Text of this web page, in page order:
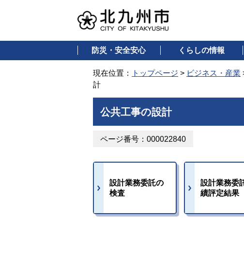
防災・安全安心 くらしの情報
現在位置： トップページ > ビジネス・産業
計
公共工事の設計
ページ番号：000022840
設計業務委託の
検査
設計業務委
績評定結果